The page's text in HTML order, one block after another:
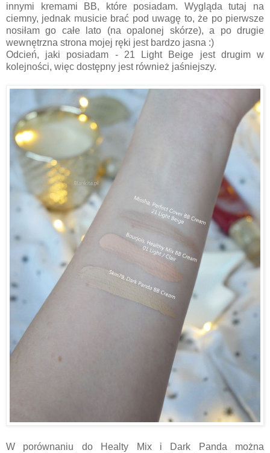
innymi kremami BB, które posiadam. Wygląda tutaj na
ciemny, jednak musicie brać pod uwagę to, że po pierwsze
nosiłam go całe lato (na opalonej skórze), a po drugie
wewnętrzna strona mojej ręki jest bardzo jasna :)
Odcień, jaki posiadam - 21 Light Beige jest drugim w
kolejności, więc dostępny jest również jaśniejszy.
W porównaniu do Healty Mix i Dark Panda można